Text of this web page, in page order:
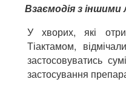
Взаємодія з іншими
У хворих, які
Тіактамом,
застосовуватись
застосування